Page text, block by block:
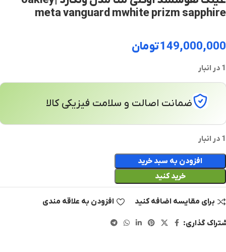
meta vanguard mwhite prizm sapphire
149,000,000تومان
1 در انبار
ضمانت اصالت و سلامت فیزیکی کالا
1 در انبار
افزودن به سبد خرید
خرید کنید
برای مقایسه اضافه کنید افزودن به علاقه مندی
گذاری: